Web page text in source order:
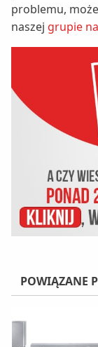
problemu,
naszej grupie
POWIĄZANE